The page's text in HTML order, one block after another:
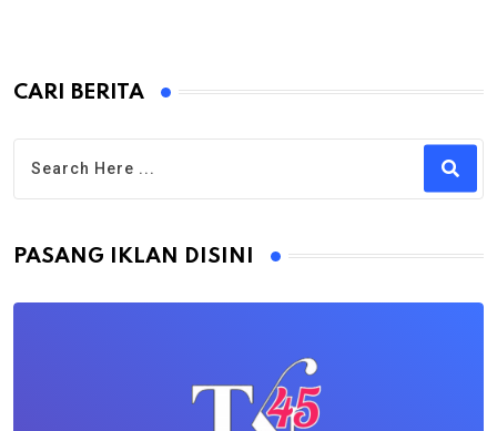
CARI BERITA
PASANG IKLAN DISINI